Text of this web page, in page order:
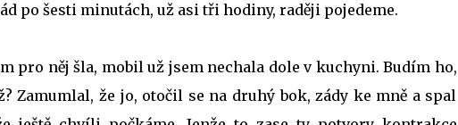
po šesti minutách, už asi tři hodiny, raději pojedeme.
pro něj šla, mobil už jsem nechala dole v kuchyni. Budím ho,
Zamumlal, že jo, otočil se na druhý bok, zády ke mně a spal